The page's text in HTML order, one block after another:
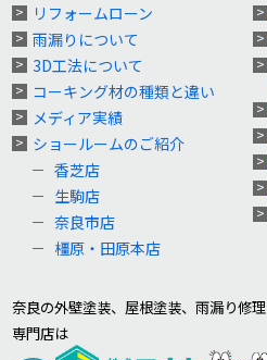
リフォームローン
雨漏りについて
3D工法について
コーキング材の種類と違い
メディア実績
ショールームのご紹介
香芝店
生駒店
奈良市店
橿原・田原本店
奈良の外壁塗装、屋根塗装、雨漏り修理
専門店は